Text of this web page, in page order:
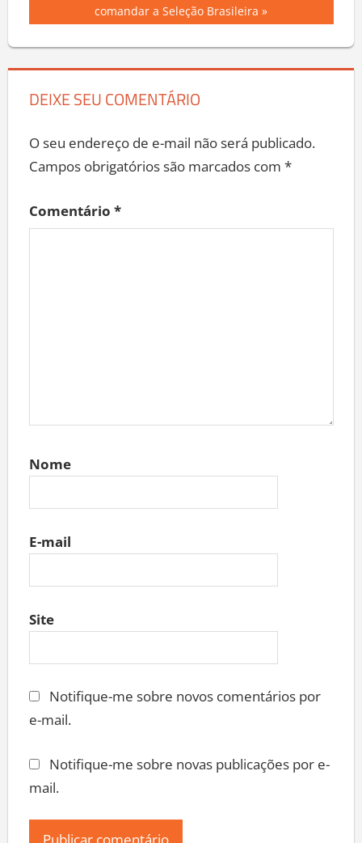
comandar a Seleção Brasileira
DEIXE SEU COMENTÁRIO
O seu endereço de e-mail não será publicado.
Campos obrigatórios são marcados com *
Comentário *
Nome
E-mail
Site
Notifique-me sobre novos comentários por
e-mail.
Notifique-me sobre novas publicações por e-
mail.